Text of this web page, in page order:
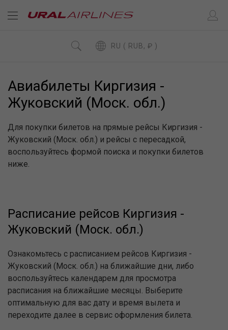
RU ( RUB, ₽ )
Авиабилеты Киргизия -
Жуковский (Моск. обл.)
Для покупки билетов на прямые рейсы Киргизия -
Жуковский (Моск. обл.) и рейсы с пересадкой,
воспользуйтесь формой поиска и покупки билетов
ниже.
Расписание рейсов Киргизия -
Жуковский (Моск. обл.)
Ознакомьтесь с расписанием рейсов Киргизия -
Жуковский (Моск. обл.) на ближайшие дни, либо
воспользуйтесь календарем для просмотра
расписания на ближайшие месяцы. Выберите
оптимальную для вас дату и время вылета и
переходите далее в сервис оформления билета.